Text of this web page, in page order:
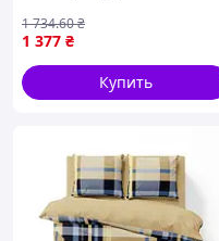
1 377 ₴
1 734.60₴
Купить